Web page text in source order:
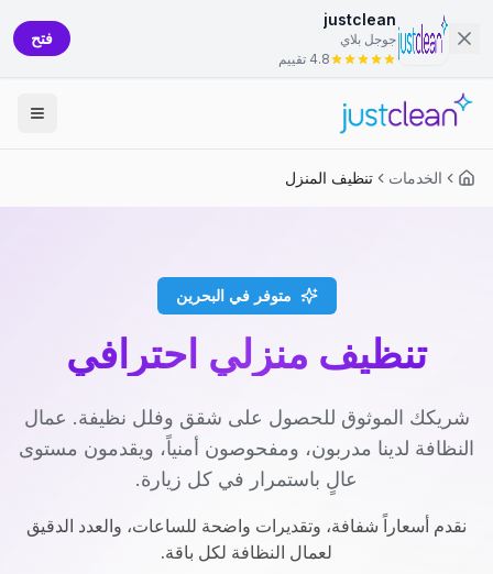
justclean
جوجل بلاي
4.8 تقييم
فتح
الخدمات تنظيف المنزل
متوفر في البحرين
تنظيف منزلي احترافي
شريكك الموثوق للحصول على شقق وفلل نظيفة. عمال
النظافة لدينا مدربون، ومفحوصون أمنياً، ويقدمون مستوى
عالٍ باستمرار في كل زيارة.
نقدم أسعاراً شفافة، وتقديرات واضحة للساعات، والعدد الدقيق
لعمال النظافة لكل باقة.